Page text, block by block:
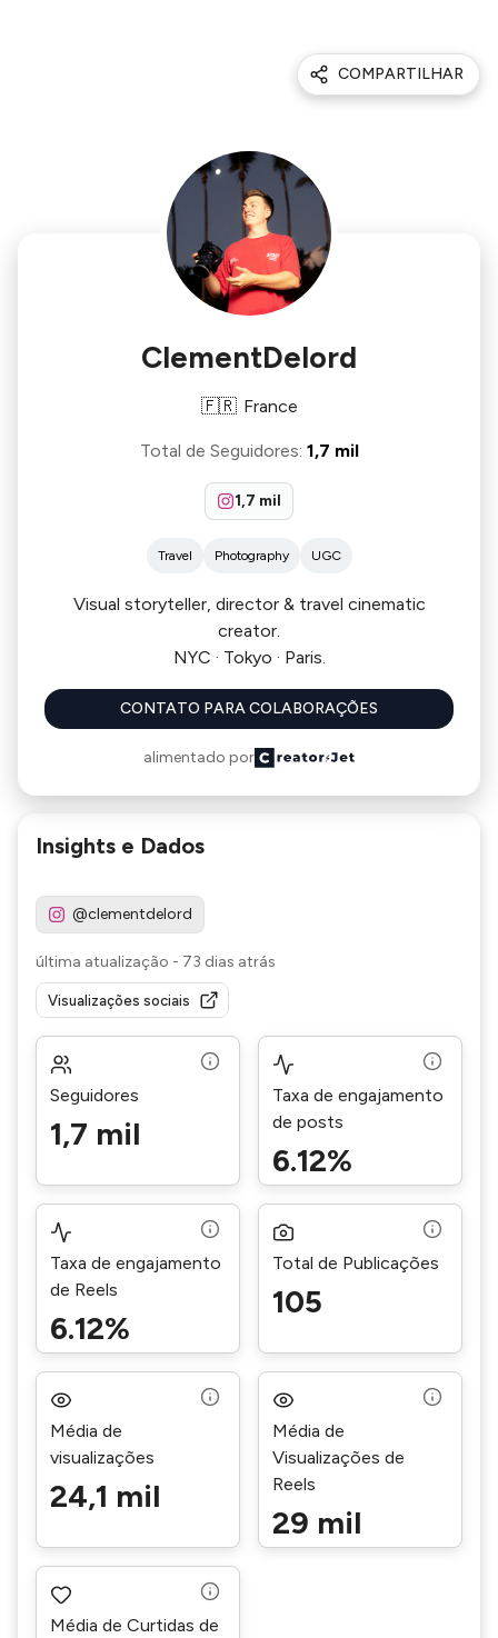
COMPARTILHAR
ClementDelord
🇫🇷 France
Total de Seguidores: 1,7 mil
1,7 mil
Travel Photography UGC
Visual storyteller, director & travel cinematic
creator.
NYC · Tokyo · Paris.
CONTATO PARA COLABORAÇÕES
alimentado por
Insights e Dados
@clementdelord
última atualização - 73 dias atrás
Visualizações sociais
Seguidores
1,7 mil
Taxa de engajamento
de posts
6.12%
Taxa de engajamento
de Reels
6.12%
Total de Publicações
105
Média de
visualizações
24,1 mil
Média de
Visualizações de
Reels
29 mil
Média de Curtidas de